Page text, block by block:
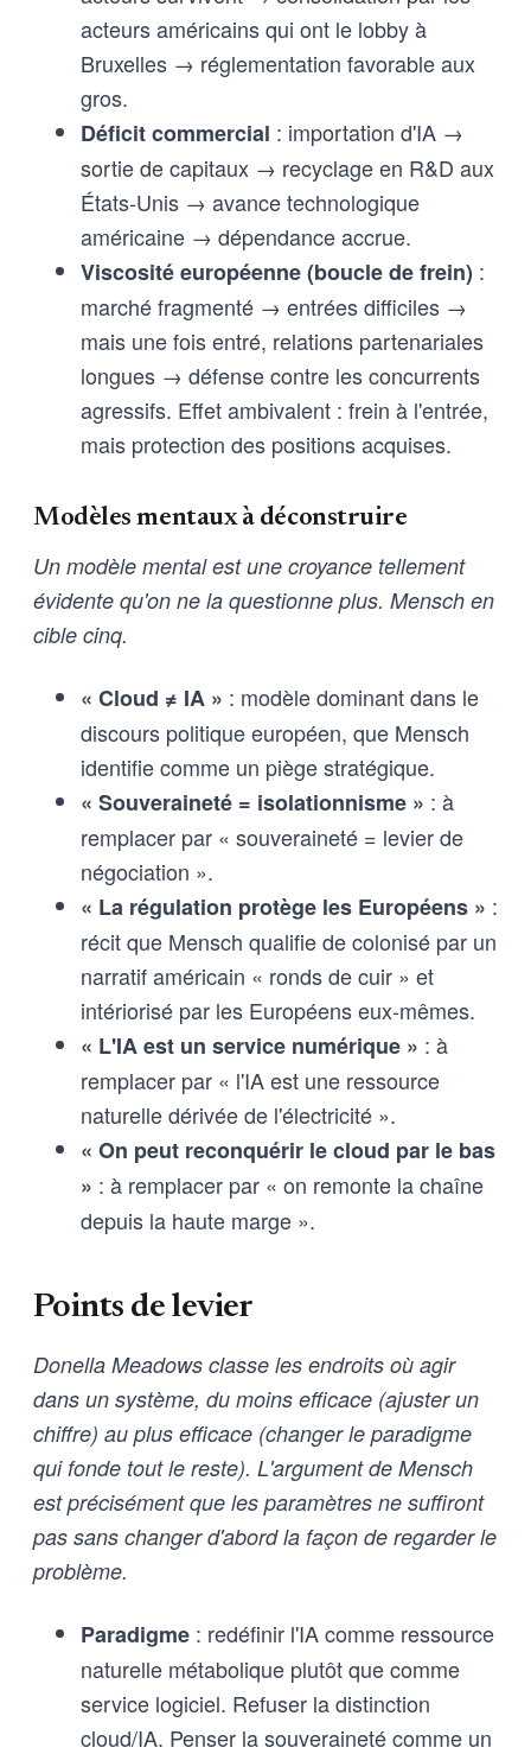
acteurs américains qui ont le lobby à
Bruxelles → réglementation favorable aux
gros.
Déficit commercial : importation d'IA →
sortie de capitaux → recyclage en R&D aux
États-Unis → avance technologique
américaine → dépendance accrue.
Viscosité européenne (boucle de frein) :
marché fragmenté → entrées difficiles →
mais une fois entré, relations partenariales
longues → défense contre les concurrents
agressifs. Effet ambivalent : frein à l'entrée,
mais protection des positions acquises.
Modèles mentaux à déconstruire
Un modèle mental est une croyance tellement
évidente qu'on ne la questionne plus. Mensch en
cible cinq.
« Cloud ≠ IA » : modèle dominant dans le
discours politique européen, que Mensch
identifie comme un piège stratégique.
« Souveraineté = isolationnisme » : à
remplacer par « souveraineté = levier de
négociation ».
« La régulation protège les Européens » :
récit que Mensch qualifie de colonisé par un
narratif américain « ronds de cuir » et
intériorisé par les Européens eux-mêmes.
« L'IA est un service numérique » : à
remplacer par « l'IA est une ressource
naturelle dérivée de l'électricité ».
« On peut reconquérir le cloud par le bas
» : à remplacer par « on remonte la chaîne
depuis la haute marge ».
Points de levier
Donella Meadows classe les endroits où agir
dans un système, du moins efficace (ajuster un
chiffre) au plus efficace (changer le paradigme
qui fonde tout le reste). L'argument de Mensch
est précisément que les paramètres ne suffiront
pas sans changer d'abord la façon de regarder le
problème.
Paradigme : redéfinir l'IA comme ressource
naturelle métabolique plutôt que comme
service logiciel. Refuser la distinction
cloud/IA. Penser la souveraineté comme un